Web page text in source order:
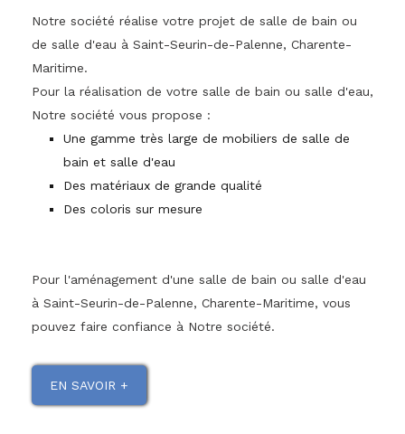
Notre société réalise votre projet de salle de bain ou
de salle d'eau à Saint-Seurin-de-Palenne, Charente-
Maritime.
Pour la réalisation de votre salle de bain ou salle d'eau,
Notre société vous propose :
Une gamme très large de mobiliers de salle de
bain et salle d'eau
Des matériaux de grande qualité
Des coloris sur mesure
Pour l'aménagement d'une salle de bain ou salle d'eau
à Saint-Seurin-de-Palenne, Charente-Maritime, vous
pouvez faire confiance à Notre société.
EN SAVOIR +